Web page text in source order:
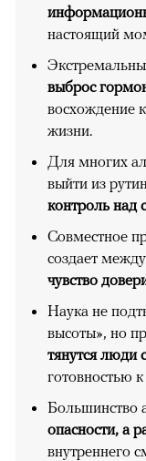
настоящий
выброс
восхождение
жизни.
Для многих
выйти из
контроль над
Совместное
создает
чувство
Наука не
высоты», но
тянутся люди
готовностью к
Большинство
опасности, а
внутреннего